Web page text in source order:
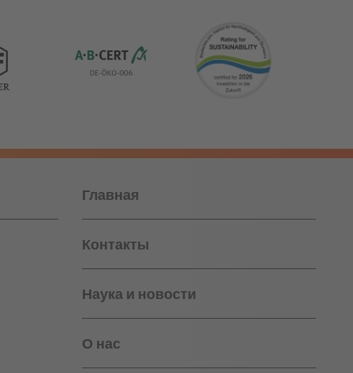
Главная
Контакты
Наука и новости
О нас